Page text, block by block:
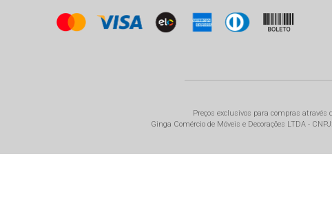
Preços exclusivos para compras
Ginga Comércio de Móveis e Decorações LTDA -